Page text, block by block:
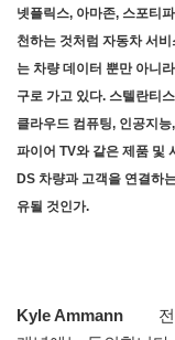
넷플릭스, 아마존, 스포티
천하는 것처럼 자동차 서
는 차량 데이터 뿐만 아니
구로 가고 있다. 스텔란티
클라우드 컴퓨팅, 인공지
파이어 TV와 같은 제품 및
DS 차량과 고객을 연결하
유될 것인가.
Kyle Ammann 전체